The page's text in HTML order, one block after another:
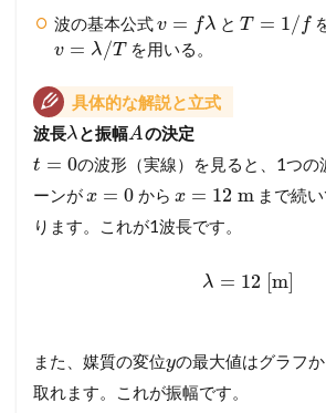
波の基本公式v = fλ と T = 1/ f
v = λ/T を用いる。
具体的な解説と立式
波長λと振幅Aの決定
t = 0の波形（実線）を見ると、1つの
ーンがx = 0 から x = 12 m まで続
ります。これが1波長です。
λ = 12 [m]
また、媒質の変位yの最大値はグラフ
取れます。これが振幅です。